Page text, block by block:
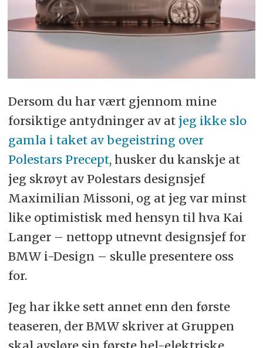
Dersom du har vært gjennom mine
forsiktige antydninger av at jeg ikke slo
gamla i taket av begeistring over
Polestars Precept, husker du kanskje at
jeg skrøyt av Polestars designsjef
Maximilian Missoni, og at jeg var minst
like optimistisk med hensyn til hva Kai
Langer – nettopp utnevnt designsjef for
BMW i-Design – skulle presentere oss
for.
Jeg har ikke sett annet enn den første
teaseren, der BMW skriver at Gruppen